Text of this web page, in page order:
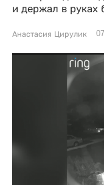
и держал в руках
Анастасия Цирулик